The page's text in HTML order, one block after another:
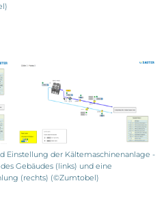
Einstellung der Kältemaschinenanlage -
Gebäudes (links) und eine
(rechts) (©Zumtobel)